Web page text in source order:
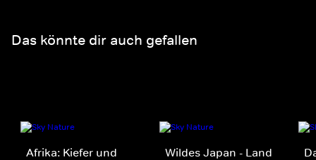
Das könnte dir auch gefallen
Afrika: Kiefer und
Wildes Japan - Land